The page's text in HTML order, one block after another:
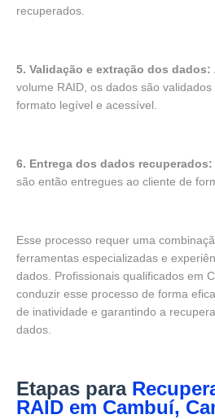
recuperados.
5. Validação e extração dos dados:
volume RAID, os dados são
formato legível e acessível.
6. Entrega dos dados recuperados:
são então entregues ao cliente de
Esse processo requer uma
ferramentas especializadas e
dados. Profissionais qualificados em
conduzir esse processo de forma
de inatividade e garantindo a
dados.
Etapas para
RAID em Cambuí,